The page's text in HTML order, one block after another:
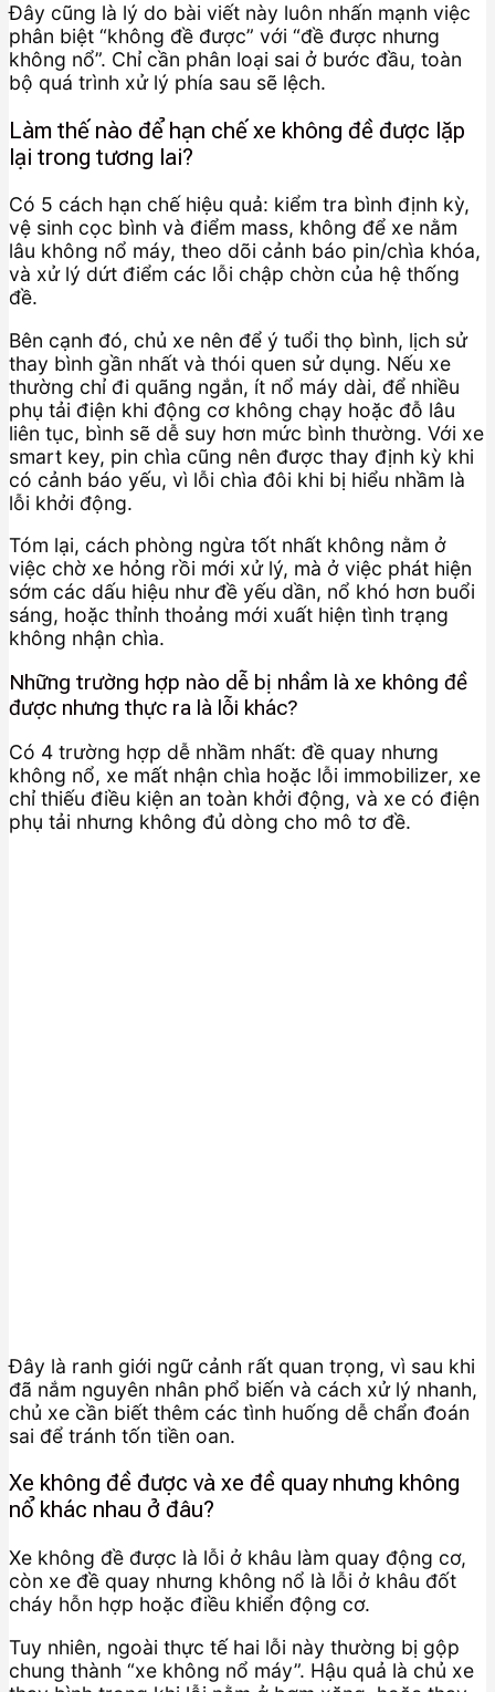
Đây cũng là lý do bài viết này luôn nhấn mạnh việc
phân biệt “không đề được” với “đề được nhưng
không nổ”. Chỉ cần phân loại sai ở bước đầu, toàn
bộ quá trình xử lý phía sau sẽ lệch.
Làm thế nào để hạn chế xe không đề được lặp
lại trong tương lai?
Có 5 cách hạn chế hiệu quả: kiểm tra bình định kỳ,
vệ sinh cọc bình và điểm mass, không để xe nằm
lâu không nổ máy, theo dõi cảnh báo pin/chìa khóa,
và xử lý dứt điểm các lỗi chập chờn của hệ thống
đề.
Bên cạnh đó, chủ xe nên để ý tuổi thọ bình, lịch sử
thay bình gần nhất và thói quen sử dụng. Nếu xe
thường chỉ đi quãng ngắn, ít nổ máy dài, để nhiều
phụ tải điện khi động cơ không chạy hoặc đỗ lâu
liên tục, bình sẽ dễ suy hơn mức bình thường. Với xe
smart key, pin chìa cũng nên được thay định kỳ khi
có cảnh báo yếu, vì lỗi chìa đôi khi bị hiểu nhầm là
lỗi khởi động.
Tóm lại, cách phòng ngừa tốt nhất không nằm ở
việc chờ xe hỏng rồi mới xử lý, mà ở việc phát hiện
sớm các dấu hiệu như đề yếu dần, nổ khó hơn buổi
sáng, hoặc thỉnh thoảng mới xuất hiện tình trạng
không nhận chìa.
Những trường hợp nào dễ bị nhầm là xe không đề
được nhưng thực ra là lỗi khác?
Có 4 trường hợp dễ nhầm nhất: đề quay nhưng
không nổ, xe mất nhận chìa hoặc lỗi immobilizer, xe
chỉ thiếu điều kiện an toàn khởi động, và xe có điện
phụ tải nhưng không đủ dòng cho mô tơ đề.
Đây là ranh giới ngữ cảnh rất quan trọng, vì sau khi
đã nắm nguyên nhân phổ biến và cách xử lý nhanh,
chủ xe cần biết thêm các tình huống dễ chẩn đoán
sai để tránh tốn tiền oan.
Xe không đề được và xe đề quay nhưng không
nổ khác nhau ở đâu?
Xe không đề được là lỗi ở khâu làm quay động cơ,
còn xe đề quay nhưng không nổ là lỗi ở khâu đốt
cháy hỗn hợp hoặc điều khiển động cơ.
Tuy nhiên, ngoài thực tế hai lỗi này thường bị gộp
chung thành “xe không nổ máy”. Hậu quả là chủ xe